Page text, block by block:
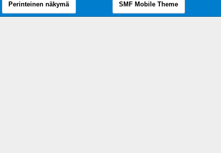
Perinteinen näkymä SMF Mobile Theme